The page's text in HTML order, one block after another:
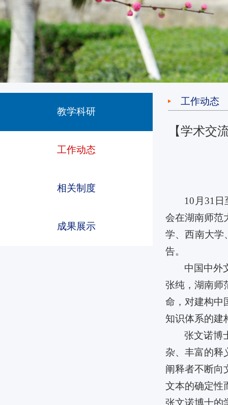
教学科研
工作动态
相关制度
成果展示
工作动态
【学术交
10月31
会在湖南师范
学、西南大学
告。
中国中外
张纯，湖南师
命，对建构中
知识体系的建
张文诺博
杂、丰富的释
阐释者不断向
文本的确定性
张文诺博士的